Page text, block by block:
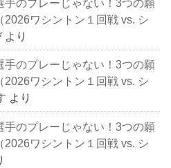
手のプレーじゃない！3つの願
ワシントン１回戦 vs. シ
より
手のプレーじゃない！3つの願
ワシントン１回戦 vs. シ
より
手のプレーじゃない！3つの願
ワシントン１回戦 vs. シ